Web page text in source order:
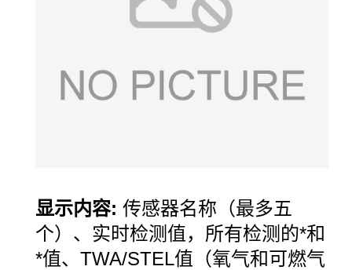
显示内容: 传感器名称（最多五
个）、实时检测值，所有检测的*和
*值、 TWA/STEL值（氧气和可燃气